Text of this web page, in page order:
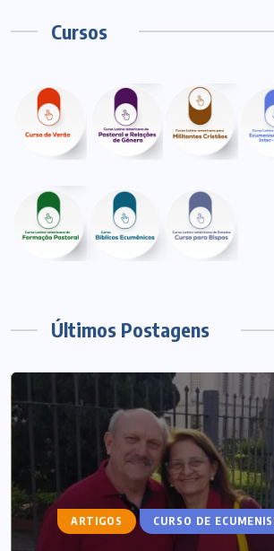
Cursos
Últimos Postagens
ARTIGOS CURSO DE